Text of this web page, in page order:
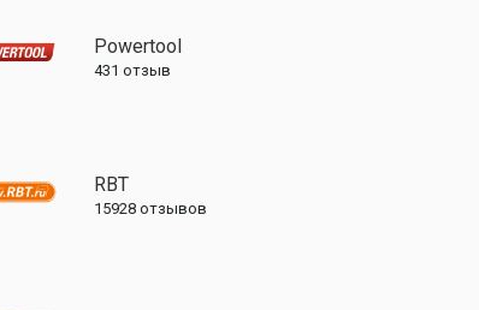
Powertool
431 отзыв
RBT
15928отзывов